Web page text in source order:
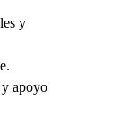
y
y apoyo